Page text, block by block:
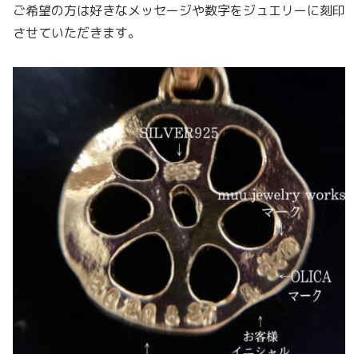
ご希望の方は好きなメッセージや数字をジュエリーに刻印
させていただきます。